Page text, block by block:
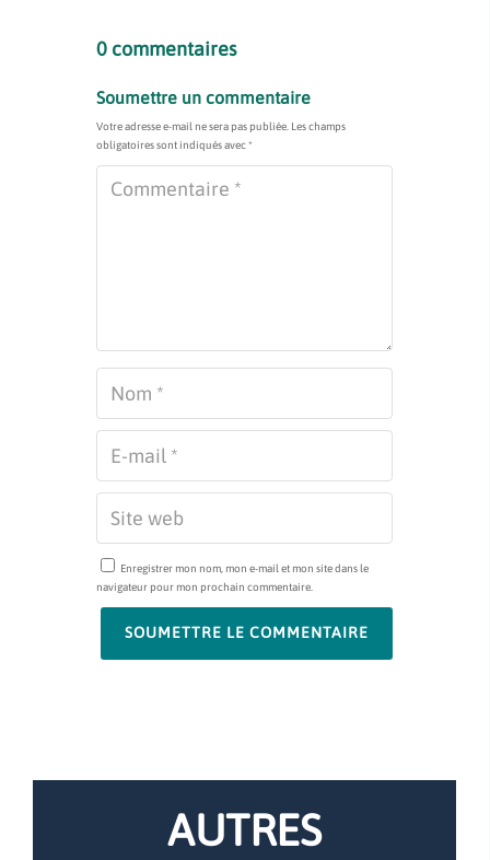
0 commentaires
Soumettre un commentaire
Votre adresse e-mail ne sera pas publiée. Les champs
obligatoires sont indiqués avec*
Enregistrer mon nom, mon e-mail et mon site dans le
navigateur pour mon prochain commentaire.
SOUMETTRE LE COMMENTAIRE
AUTRES